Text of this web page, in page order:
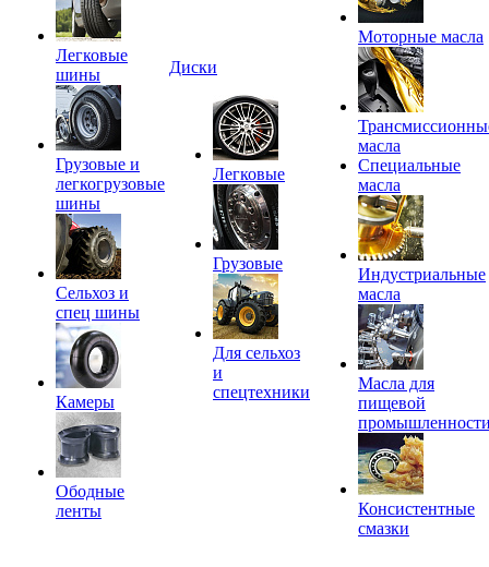
Легковые
шины
Грузовые и
легкогрузовые
шины
Сельхоз и
спец шины
Камеры
Ободные
ленты
Диски
Легковые
Грузовые
Для сельхоз
и
спецтехники
Моторные масла
масла
Специальные
масла
Индустриальные
масла
Масла для
пищевой
Консистентные
смазки